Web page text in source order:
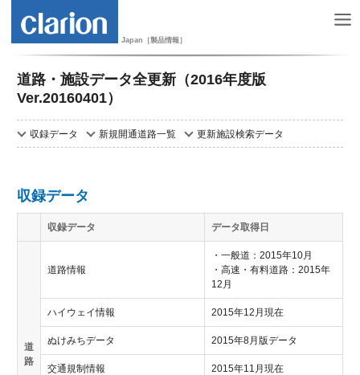
Japan［製品情報］
道路・施設データ全更新（2016年度版
Ver.20160401）
収録データ 新規開通道路一覧 更新施設検索データ
収録データ
収録データ データ取得日
道
路
道路情報
・一般道：2015年10月
・高速・有料道路：2015年
12月
ハイウェイ情報 2015年12月現在
ぬけみちデータ 2015年8月版データ
交通規制情報 2015年11月現在